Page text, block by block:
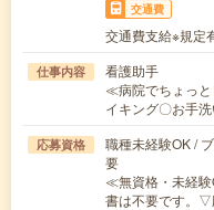
交通費
交通費支給※規定
仕事内容
看護助手
≪病院でちょっ
イキング〇お手
応募資格
職種未経験OK /
要
≪無資格・未経
書は不要です。